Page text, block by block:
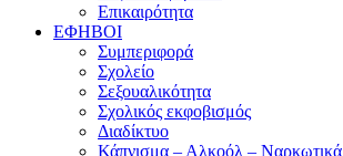
Επικαιρότητα
ΕΦΗΒΟΙ
Συμπεριφορά
Σχολείο
Σεξουαλικότητα
Σχολικός εκφοβισμός
Διαδίκτυο
Κάπνισμα – Αλκοόλ – Ναρκωτικά